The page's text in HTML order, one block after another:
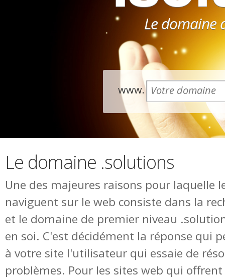
Le domaine
www.
Le domaine .solutions
Une des majeures raisons pour laquelle
naviguent sur le web consiste dans la
et le domaine de premier niveau
en soi. C'est décidément la réponse qui
à votre site l'utilisateur qui essaie de
problèmes. Pour les sites web qui